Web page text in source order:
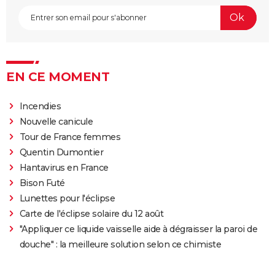
EN CE MOMENT
Incendies
Nouvelle canicule
Tour de France femmes
Quentin Dumontier
Hantavirus en France
Bison Futé
Lunettes pour l'éclipse
Carte de l'éclipse solaire du 12 août
"Appliquer ce liquide vaisselle aide à dégraisser la paroi de
douche" : la meilleure solution selon ce chimiste